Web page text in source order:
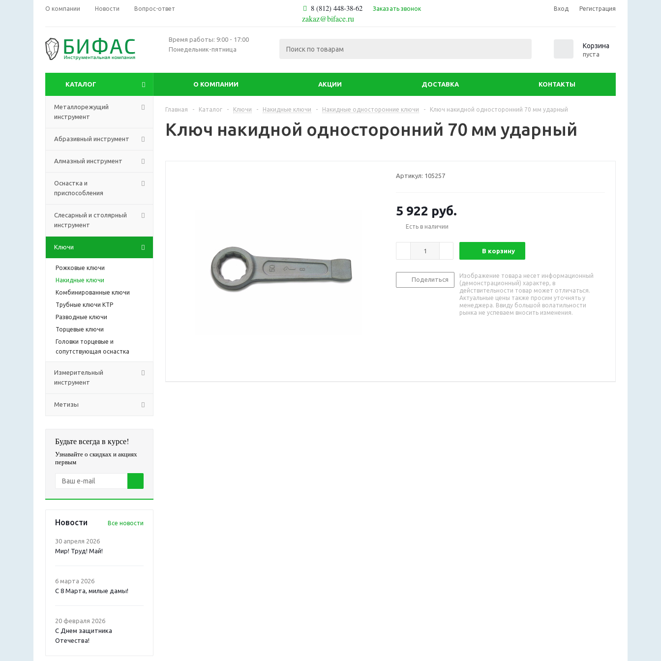
О компании Новости Вопрос-ответ 8 (812) 448-38-62 Заказать звонок
zakaz@biface.ru
Вход Регистрация
Время работы: 9:00 - 17:00
Понедельник-пятница
Корзина
пуста
КАТАЛОГ О КОМПАНИИ АКЦИИ ДОСТАВКА КОНТАКТЫ
Металлорежущий
инструмент
Абразивный инструмент
Алмазный инструмент
Оснастка и
приспособления
Слесарный и столярный
инструмент
Ключи
Рожковые ключи
Накидные ключи
Комбинированные ключи
Трубные ключи КТР
Разводные ключи
Торцевые ключи
Головки торцевые и
сопутствующая оснастка
Измерительный
инструмент
Метизы
Будьте всегда в курсе!
Узнавайте о скидках и акциях
первым
Новости Все новости
30 апреля 2026
Мир! Труд! Май!
6 марта 2026
С 8 Марта, милые дамы!
20 февраля 2026
С Днем защитника
Отечества!
Главная - Каталог - Ключи - Накидные ключи - Накидные односторонние ключи - Ключ накидной односторонний 70 мм ударный
Ключ накидной односторонний 70 мм ударный
Артикул: 105257
5 922 руб.
Есть в наличии
В корзину
Поделиться
Изображение товара несет информационный
(демонстрационный) характер, в
действительности товар может отличаться.
Актуальные цены также просим уточнять у
менеджера. Ввиду большой волатильности
рынка не успеваем вносить изменения.